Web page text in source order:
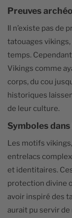
Preuves
Il n’existe pas de
tatouages vikings,
temps.
Vikings comme
corps, du cou
historiques
de leur culture.
Symboles
Les motifs
entrelacs
et identitaires.
protection divine
avoir inspiré des
aurait pu servir